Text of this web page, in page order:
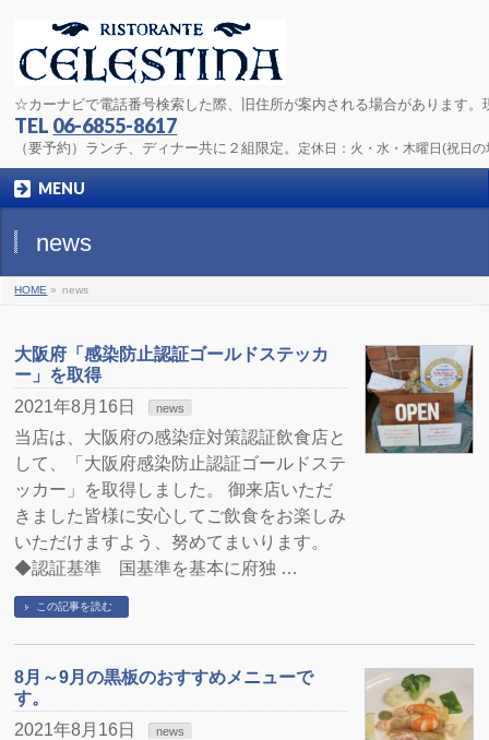
☆カーナビで電話番号検索した際、旧住所が案内される場合があります。
TEL 06-6855-8617
（要予約）ランチ、ディナー共に２組限定。 定休日：火・水・木曜日(祝日
MENU
news
HOME » news
大阪府「感染防止認証ゴールドステッカ
ー」を取得
2021年8月16日
news
当店は、大阪府の感染症対策認証飲食店と
して、「大阪府感染防止認証ゴールドステ
ッカー」を取得しました。 御来店いただ
きました皆様に安心してご飲食をお楽しみ
いただけますよう、努めてまいります。
◆認証基準 国基準を基本に府独 …
この記事を読む
8月～9月の黒板のおすすめメニューで
す。
2021年8月16日
news